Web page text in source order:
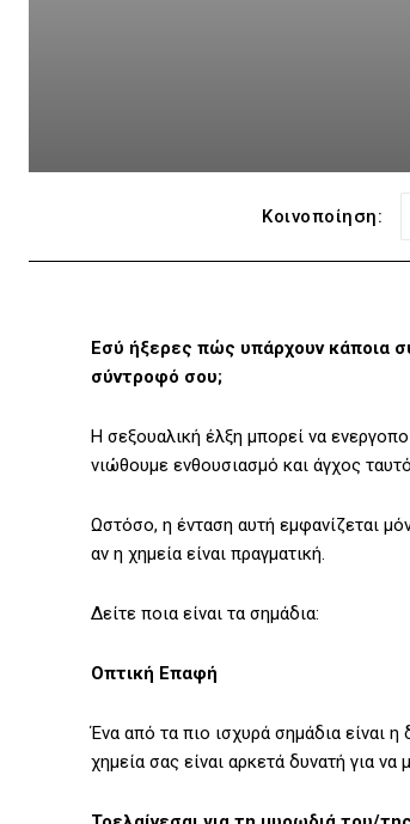
Κοινοποίηση:
Εσύ ήξερες πώς υπάρχουν κάποια
σύντροφό σου;
Η σεξουαλική έλξη μπορεί να
νιώθουμε ενθουσιασμό και άγχος
Ωστόσο, η ένταση αυτή εμφανίζεται
αν η χημεία είναι πραγματική.
Δείτε ποια είναι τα σημάδια:
Οπτική Επαφή
Ένα από τα πιο ισχυρά σημάδια είναι
χημεία σας είναι αρκετά δυνατή για να